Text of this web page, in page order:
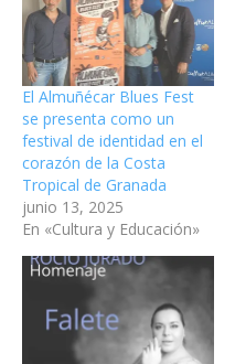
El Almuñécar Blues Fest
se presenta como un
festival de identidad en el
corazón de la Costa
Tropical de Granada
junio 13, 2025
En «Cultura y Educación»